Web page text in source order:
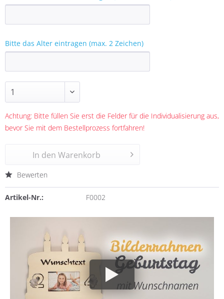
Bitte das Alter eintragen (max. 2 Zeichen)
Achtung: Bitte füllen Sie erst die Felder für die Individualisierung aus,
bevor Sie mit dem Bestellprozess fortfahren!
In den Warenkorb
Bewerten
Artikel-Nr.: F0002